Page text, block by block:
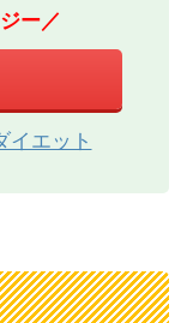
ー／
イエット